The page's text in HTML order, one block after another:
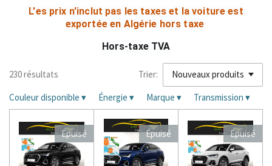
L'es prix n'inclut pas les taxes et la voiture est
exportée en Algérie hors taxe
Hors-taxe TVA
230 résultats Trier:
Couleur disponible ▾ Énergie ▾ Marque ▾ Transmission ▾
Épuisé Épuisé Épuisé